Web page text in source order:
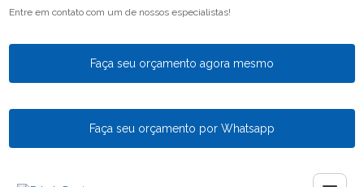
Entre em contato com um de nossos especialistas!
Faça seu orçamento agora mesmo
Faça seu orçamento por Whatsapp